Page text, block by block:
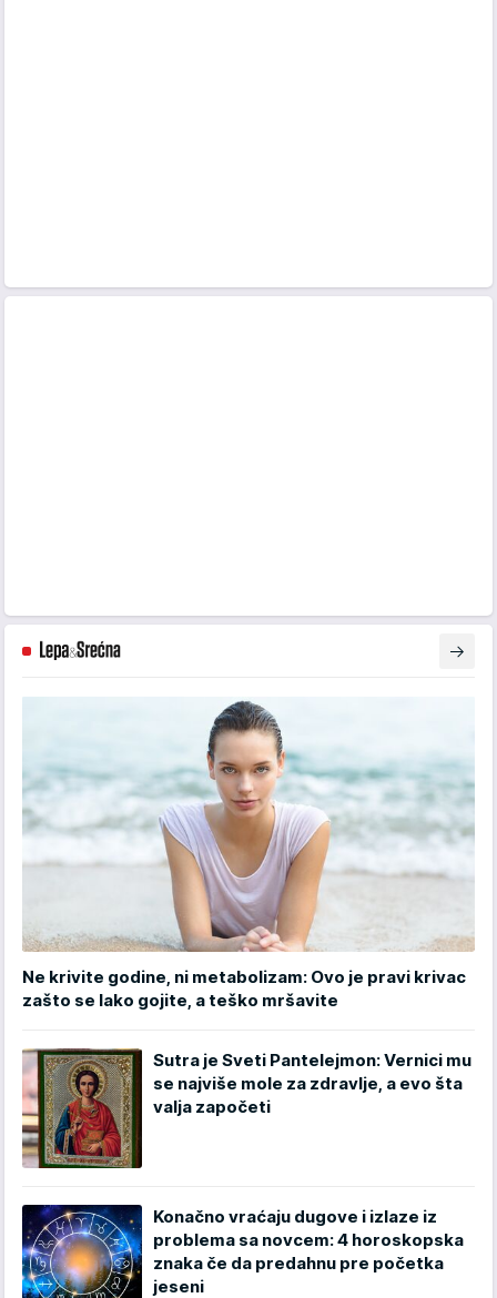
Ne krivite godine, ni metabolizam: Ovo je pravi krivac
zašto se lako gojite, a teško mršavite
Sutra je Sveti Pantelejmon: Vernici mu
se najviše mole za zdravlje, a evo šta
valja započeti
Konačno vraćaju dugove i izlaze iz
problema sa novcem: 4 horoskopska
znaka če da predahnu pre početka
jeseni